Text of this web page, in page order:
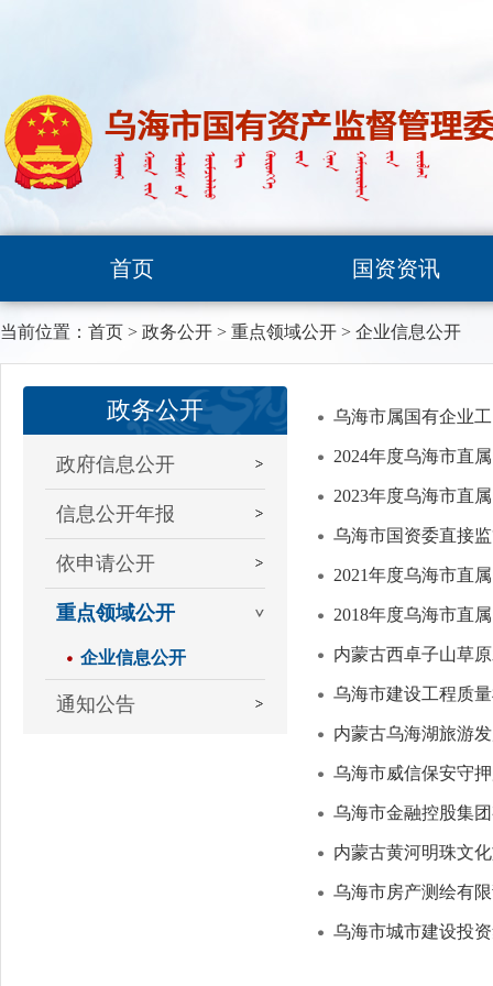
首页 国资资讯
当前位置： 首页 > 政务公开 > 重点领域公开 > 企业信息公开
政务公开
政府信息公开
信息公开年报
依申请公开
重点领域公开
企业信息公开
通知公告
乌海市属国有企业
2024年度乌海市直
2023年度乌海市直
乌海市国资委直接
2021年度乌海市直
2018年度乌海市直
内蒙古西卓子山草
乌海市建设工程质
内蒙古乌海湖旅游
乌海市威信保安守
乌海市金融控股集
内蒙古黄河明珠文
乌海市房产测绘有
乌海市城市建设投